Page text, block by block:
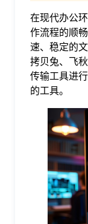
格
在现代办公
作流程的顺
速、稳定的
拷贝兔、飞
传输工具进
的工具。